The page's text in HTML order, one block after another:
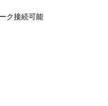
ク接続可能